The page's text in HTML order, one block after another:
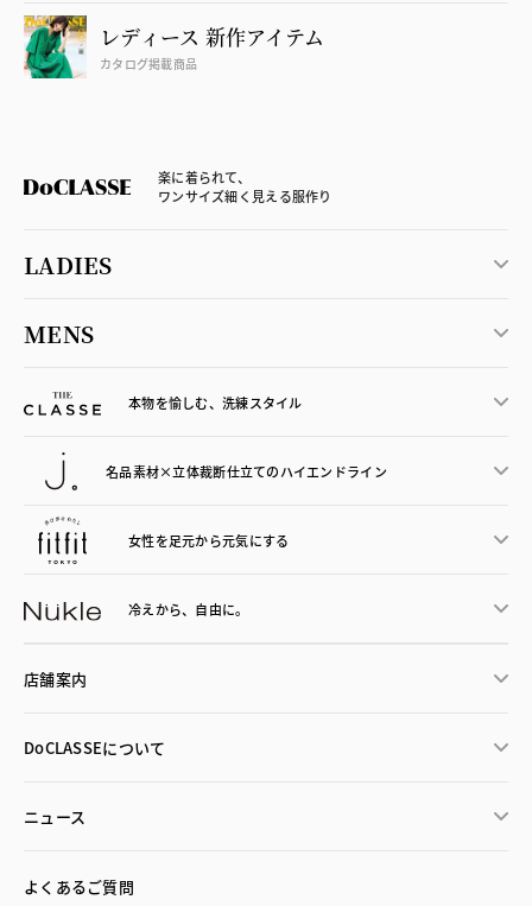
レディース 新作アイテム
カタログ掲載商品
楽に着られて、
ワンサイズ細く見える服作り
LADIES
MENS
本物を愉しむ、洗練スタイル
名品素材×立体裁断仕立てのハイエンドライン
女性を足元から元気にする
冷えから、 自由に。
店舗案内
DoCLASSEについて
ニュース
よくあるご質問